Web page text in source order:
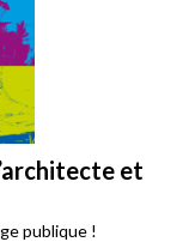
et
publique !